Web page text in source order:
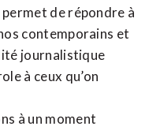
de répondre à
contemporains et
journalistique
à ceux qu’on
à un moment